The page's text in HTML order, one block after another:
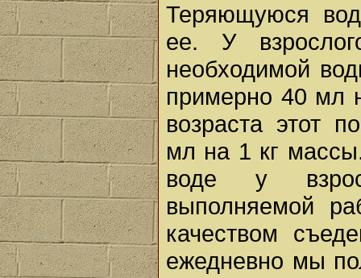
Теряющуюся
ее. У
необходимой
примерно 40 мл
возраста этот
мл на 1 кг
воде у
выполняемой
качеством
ежедневно мы